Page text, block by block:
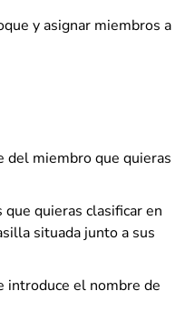
y asignar miembros a
del miembro que quieras
quieras clasificar en
situada junto a sus
introduce el nombre de